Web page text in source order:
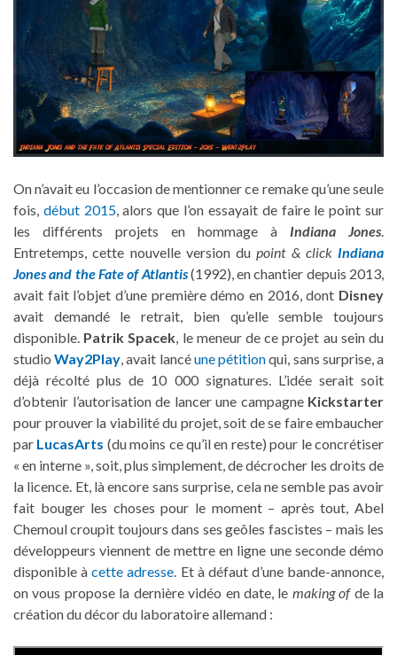
On n’avait eu l’occasion de mentionner ce remake qu’une seule
fois, début 2015, alors que l’on essayait de faire le point sur
les différents projets en hommage à Indiana Jones
Entretemps, cette nouvelle version du point & click Indiana
Jones and the Fate of Atlantis(1992), en chantier depuis 2013,
avait fait l’objet d’une première démo en 2016, dont Disney
avait demandé le retrait, bien qu’elle semble toujours
disponible. Patrik Spacek , le meneur de ce projet au sein du
studioWay2Play , avait lancéune pétitionqui, sans surprise, a
déjà récolté plus de 10 000 signatures. L’idée serait soit
d’obtenir l’autorisation de lancer une campagne Kickstarter
pour prouver la viabilité du projet, soit de se faire embaucher
par LucasArts (du moins ce qu’il en reste) pour le concrétiser
« en interne », soit, plus simplement, de décrocher les droits de
la licence. Et, là encore sans surprise, cela ne semble pas avoir
fait bouger les choses pour le moment – après tout, Abel
Chemoul croupit toujours dans ses geôles fascistes – mais les
développeurs viennent de mettre en ligne une seconde démo
disponible àcette adresse . Et à défaut d’une bande-annonce,
on vous propose la dernière vidéo en date, le making ofde la
création du décor du laboratoire allemand :